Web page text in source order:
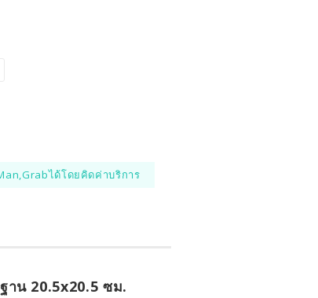
ได้โดยคิดค่าบริการ
าน 20.5x20.5 ซม.